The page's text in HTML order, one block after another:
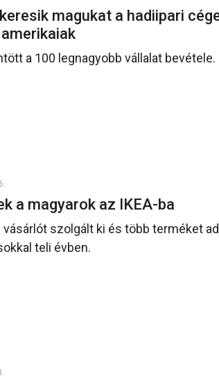
magukat a hadiipari
a 100 legnagyobb vállalat bevétele.
a magyarok az IKEA-ba
vásárlót szolgált ki és több terméket
teli évben.